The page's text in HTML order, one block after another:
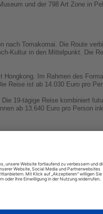
und der 798 Art Zone in
nach Tomakomai. Die Route
Kultur in den Mittelpunkt. Die
Im Rahmen des
Reise ist ab 14.030 Euro pro
19-tägige Reise kombiniert
ab 13.640 Euro pro Person